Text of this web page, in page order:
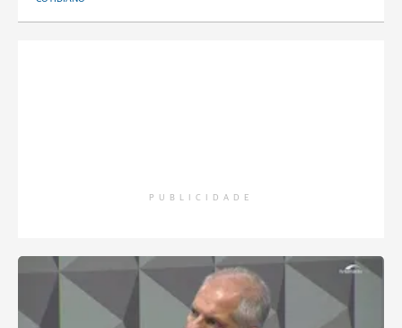
PUBLICIDADE